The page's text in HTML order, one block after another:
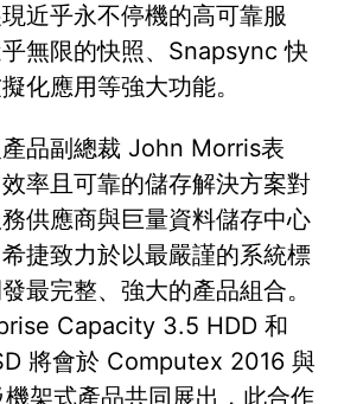
近乎永不停機的高可靠服
無限的快照、Snapsync 快
化應用等強大功能。
品副總裁 John Morris表
率且可靠的儲存解決方案對
供應商與巨量資料儲存中心
捷致力於以最嚴謹的系統標
最完整、強大的產品組合。
Capacity 3.5 HDD 和
將會於 Computex 2016 與
架式產品共同展出，此合作